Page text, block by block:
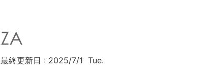
最終更新日 : 2025/7/1 Tue.